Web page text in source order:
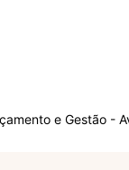
e Gestão